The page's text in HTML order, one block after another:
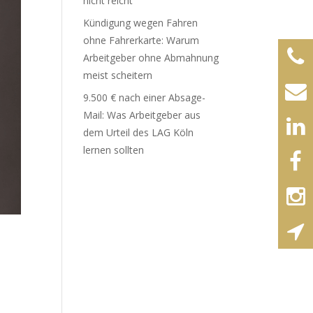
Kündigung wegen Fahren
ohne Fahrerkarte: Warum
Arbeitgeber ohne Abmahnung
meist scheitern
9.500 € nach einer Absage-
Mail: Was Arbeitgeber aus
dem Urteil des LAG Köln
lernen sollten